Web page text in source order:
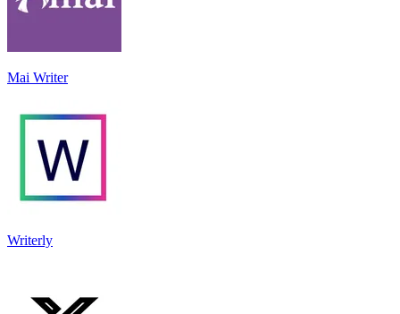
Mai Writer
Writerly